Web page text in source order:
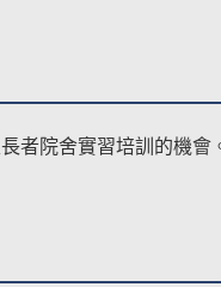
者院舍實習培訓的機會